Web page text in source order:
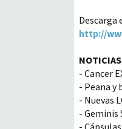
Descarga
http://
NOTICIAS
- Cancer
- Peana y
- Nuevas
- Geminis
-